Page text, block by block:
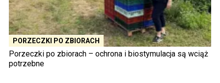
PORZECZKI PO ZBIORACH
Porzeczki po zbiorach – ochrona i biostymulacja są wciąż
potrzebne